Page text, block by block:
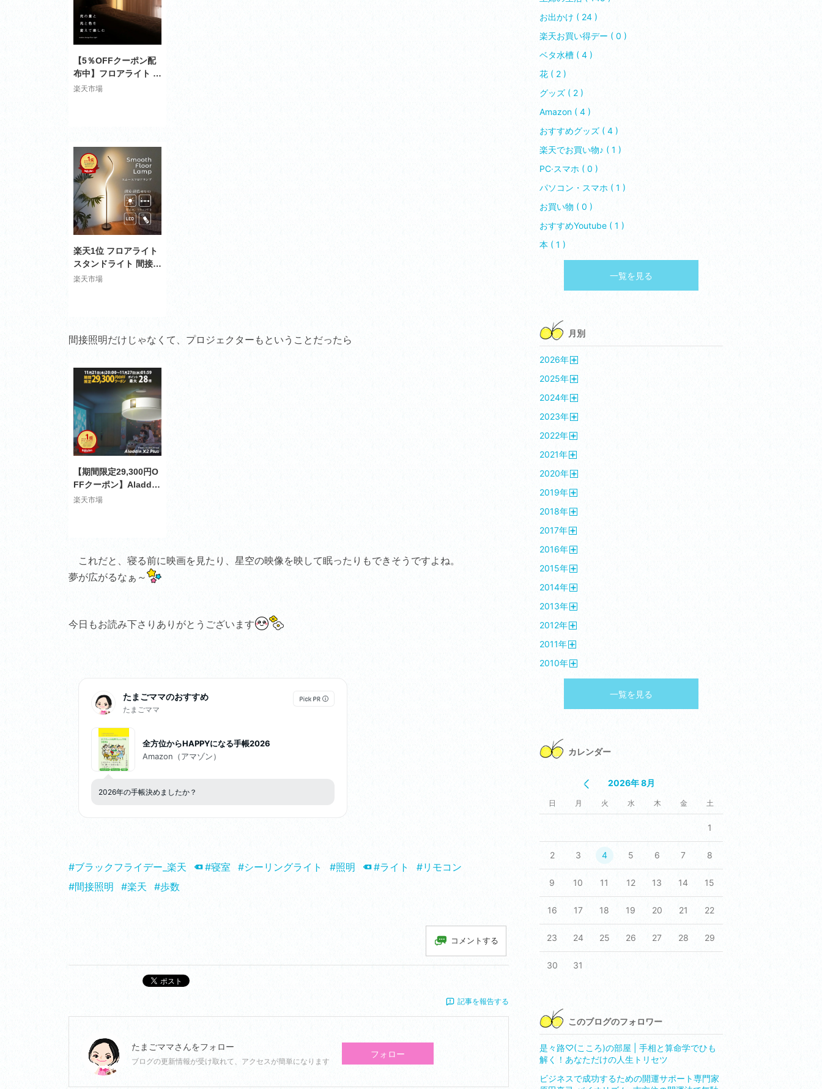
室 洋室
【5％OFFクーポン配
布中】フロアライト リ
モコン付き LED スタ
スタンド 調光 調色 調
光調色 照明 寝室 おし
ゃれ 北欧 モダン スタ
ンド フロアスタンドラ
イト リビング バーラ
イト
楽天市場
楽天1位 フロアライト
スタンドライト 間接照
明 リモコン付き LED
ンプ フロアスタンド
ダイニング 旅館 ホテ
ルライク ベッドサイド
楽天市場
間接照明だけじゃなくて、プロジェクターもということだったら
【期間限定29,300円O
FFクーポン】Aladdin
X2 Plus アラジン エッ
Dシーリングライト ス
ピーカー フルHD 天井
楽天市場
これだと、寝る前に映画を見たり、星空の映像を映して眠ったりもできそうですよね。
夢が広がるなぁ～
今日もお読み下さりありがとうございます
たまごママのおすすめ
たまごママ
全方位からHAPPYになる手帳2026
Amazon（アマゾン）
2026年の手帳決めましたか？
#ブラックフライデー_楽天 #寝室 #シーリングライト #照明 #ライト
#リモコン
#間接照明
#楽天 #歩数
コメントする
ポスト
記事を報告する
たまごママさんをフォロー
ブログの更新情報が受け取れて、アクセスが簡単になります
フォロー
お出かけ ( 24 )
楽天お買い得デー ( 0 )
ベタ水槽 ( 4 )
花 ( 2 )
グッズ ( 2 )
Amazon ( 4 )
おすすめグッズ ( 4 )
楽天でお買い物♪ ( 1 )
PC·スマホ ( 0 )
パソコン・スマホ ( 1 )
お買い物 ( 0 )
おすすめYoutube ( 1 )
本 ( 1 )
一覧を見る
月別
2026年
2025年
2024年
2023年
2022年
2021年
2020年
2019年
2018年
2017年
2016年
2015年
2014年
2013年
2012年
2011年
2010年
一覧を見る
カレンダー
2026年 8月
日 月 火 水 木 金 土
1
2 3 4 5 6 7 8
9 10 11 12 13 14 15
16 17 18 19 20 21 22
23 24 25 26 27 28 29
30 31
このブログのフォロワー
是々路♡(こころ)の部屋 | 手相と算命学でひも
解く！あなただけの人生トリセツ
ビジネスで成功するための開運サポート専門家